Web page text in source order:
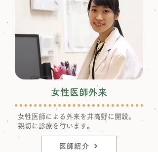
女性医師外来
女性医師による外来を井高野に開設。
​親切に診療を行います。
医師紹介